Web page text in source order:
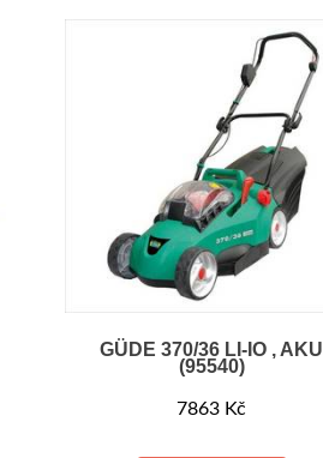
GÜDE 370/36 LI-IO , AKU
(95540)
7863 Kč